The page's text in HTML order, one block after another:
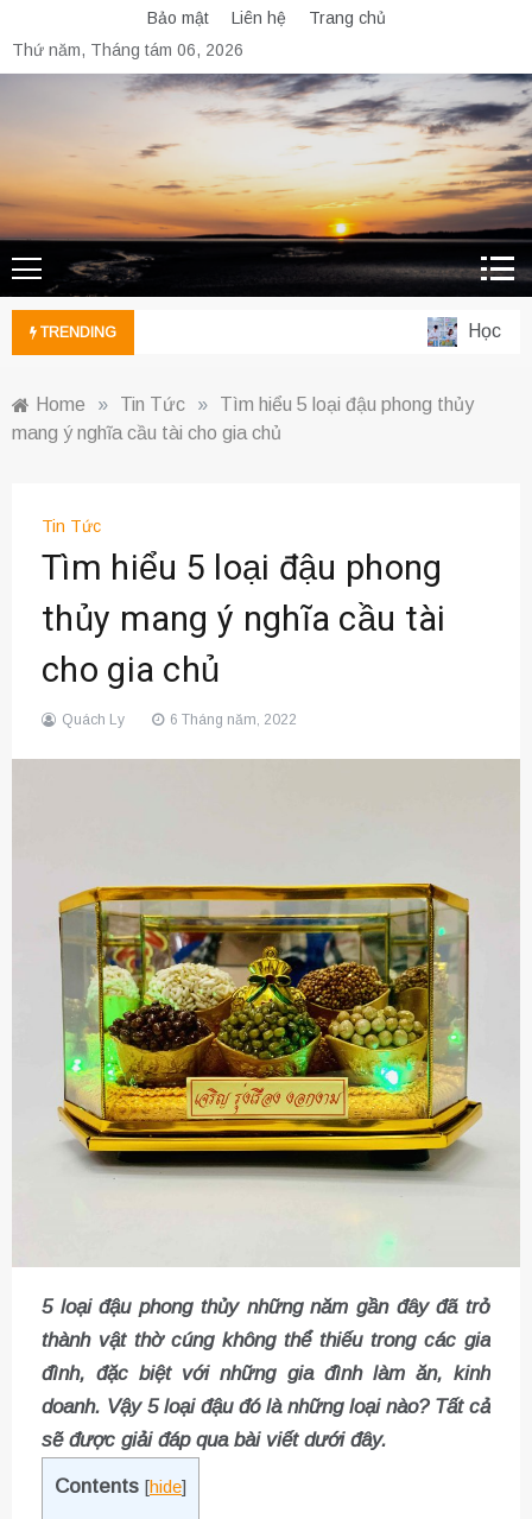
to
content
Bảo mật Liên hệ
Trang chủ
Thứ năm, Tháng tám 06, 2026
TRENDING Học
Home » Tin Tức »
Tìm hiểu 5 loại đậu phong thủy
mang ý nghĩa cầu tài cho gia chủ
Tin Tức
Tìm hiểu 5 loại đậu phong
thủy mang ý nghĩa cầu tài
cho gia chủ
Quách Ly 6 Tháng năm, 2022
5 loại đậu phong thủynhững năm gần đây đã trở
thành vật thờ cúng không thể thiếu trong các gia
đình, đặc biệt với những gia đình làm ăn, kinh
doanh. Vậy 5 loại đậu đó là những loại nào? Tất cả
sẽ được giải đáp qua bài viết dưới đây.
Contents [hide]